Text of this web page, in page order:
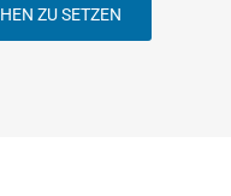
ZU SETZEN